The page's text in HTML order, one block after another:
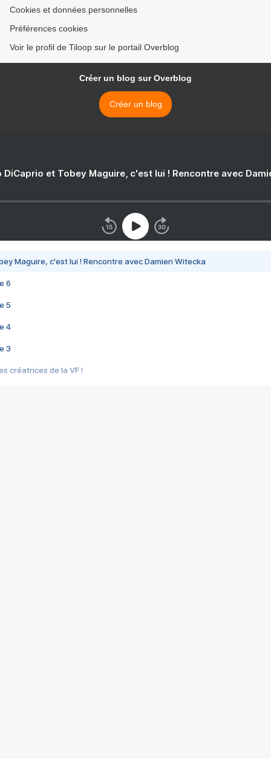
Cookies et données personnelles
Préférences cookies
Voir le profil de Tiloop sur le portail Overblog
Créer un blog sur Overblog
Créer un blog
DiCaprio et Tobey Maguire, c'est lui ! Rencontre avec
Maguire, c'est lui ! Rencontre avec Damien Witecka
6
5
4
3
créatrices de la VF !